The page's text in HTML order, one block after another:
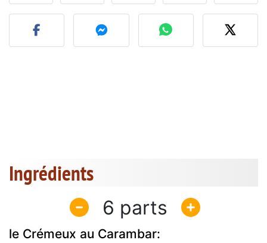
Publier votre photo de
Ingrédients
6
le Crémeux au Carambar: